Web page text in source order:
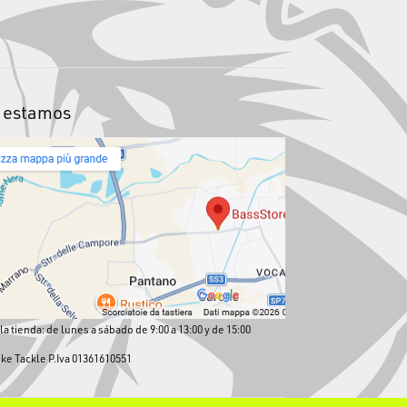
tienda: de lunes a sábado de 9:00 a 13:00 y de 15:00
Tackle P.Iva 01361610551